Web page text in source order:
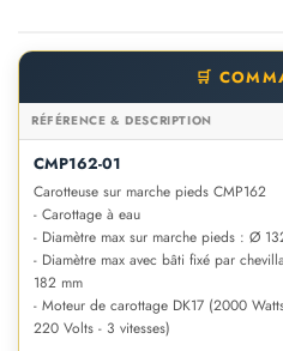
🛒
RÉFÉRENCE & DESCRIPTION
CMP162-01
Carotteuse sur marche pieds CMP162
- Carottage à eau
- Diamètre max sur marche pieds : Ø
- Diamètre max avec bâti fixé par
182 mm
- Moteur de carottage DK17 (2000
220 Volts - 3 vitesses)